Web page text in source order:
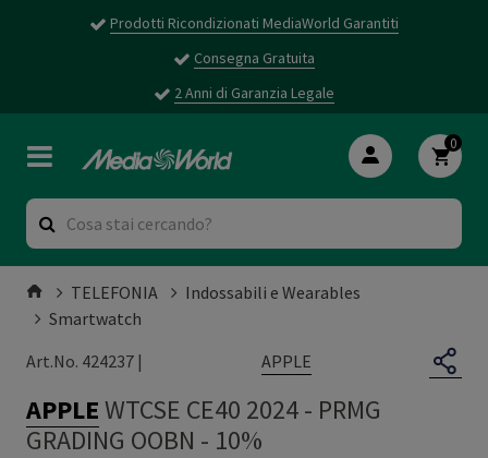
Prodotti Ricondizionati MediaWorld Garantiti
Consegna Gratuita
2 Anni di Garanzia Legale
0
TELEFONIA
Indossabili e Wearables
Smartwatch
Art.No. 424237 |
APPLE
APPLEWTCSE CE40 2024- PRMG
GRADING OOBN - 10%